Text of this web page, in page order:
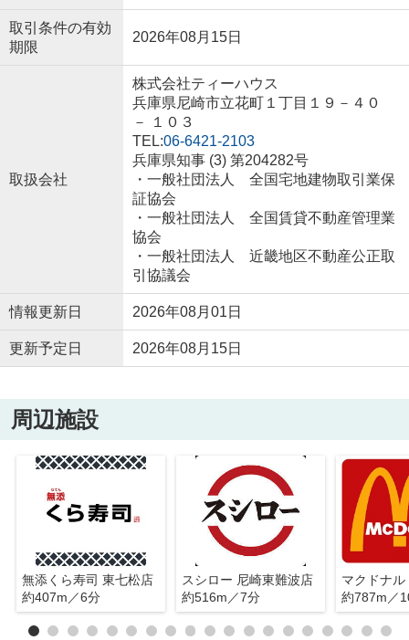
取引条件の有効
期限
2026年08月15日
取扱会社
株式会社ティーハウス
兵庫県尼崎市立花町１丁目１９－４０
－ １０３
TEL:06-6421-2103
兵庫県知事 (3) 第204282号
・一般社団法人 全国宅地建物取引業保
証協会
・一般社団法人 全国賃貸不動産管理業
協会
・一般社団法人 近畿地区不動産公正取
引協議会
情報更新日 2026年08月01日
更新予定日 2026年08月15日
周辺施設
無添くら寿司 東七松店
約407m／6分
スシロー 尼崎東難波店
約516m／7分
約787m／